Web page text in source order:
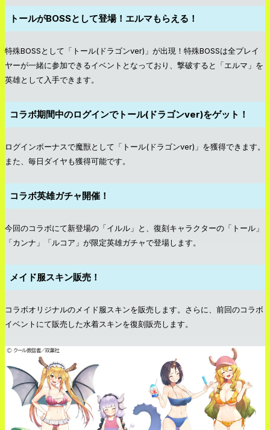
トールがBOSSとして登場！エルマもらえる！
特殊BOSSとして「トール(ドラゴンver)」が出現！特殊BOSSは全プレイ
ヤーが一緒に参加できるイベントとなっており、撃破すると「エルマ」を
英雄として入手できます。
コラボ期間中のログインでトール(ドラゴンver)をゲット！
ログインボーナスで魔獣として「トール(ドラゴンver)」を獲得できます。
また、毎日ダイヤも獲得可能です。
コラボ英雄ガチャ開催！
今回のコラボにて新登場の「イルル」と、復刻キャラクターの「トール」
「カンナ」「ルコア」が限定英雄ガチャで登場します。
メイド服スキン販売！
コラボオリジナルのメイド服スキンを販売します。さらに、前回のコラボ
イベントにて販売した水着スキンを復刻販売します。